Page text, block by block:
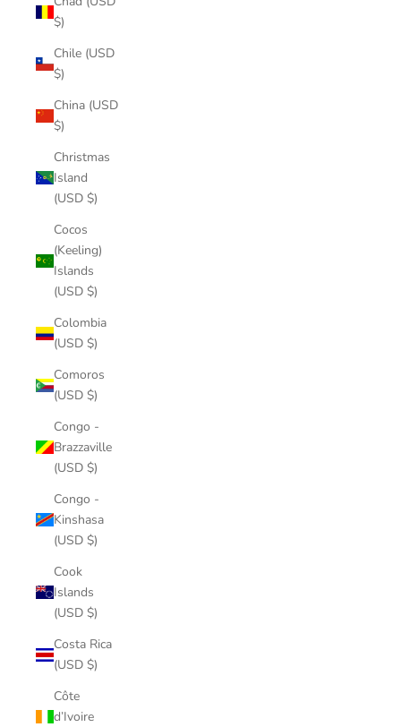
$)
Chile (USD
$)
China (USD
$)
Christmas
Island
(USD $)
Cocos
(Keeling)
Islands
(USD $)
Colombia
(USD $)
Comoros
(USD $)
Congo -
Brazzaville
(USD $)
Congo -
Kinshasa
(USD $)
Cook
Islands
(USD $)
Costa Rica
(USD $)
Côte
d’Ivoire